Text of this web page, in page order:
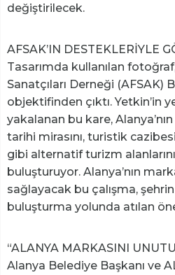
değiştirilecek.
AFSAK’IN DESTEKLERİYLE
Tasarımda kullanılan
Sanatçıları Derneği (AFSAK)
objektifinden çıktı. Yetkin’in
yakalanan bu kare,
tarihi mirasını, turistik
gibi alternatif turizm
buluşturuyor. Alanya’nın
sağlayacak bu çalışma,
buluşturma yolunda atılan
“ALANYA MARKASINI
Alanya Belediye Başkanı ve